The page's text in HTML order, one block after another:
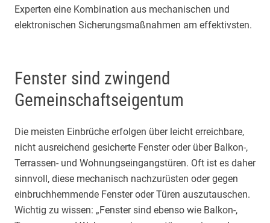
Experten eine Kombination aus mechanischen und
elektronischen Sicherungsmaßnahmen am effektivsten.
Fenster sind zwingend
Gemeinschaftseigentum
Die meisten Einbrüche erfolgen über leicht erreichbare,
nicht ausreichend gesicherte Fenster oder über Balkon-,
Terrassen- und Wohnungseingangstüren. Oft ist es daher
sinnvoll, diese mechanisch nachzurüsten oder gegen
einbruchhemmende Fenster oder Türen auszutauschen.
Wichtig zu wissen: „Fenster sind ebenso wie Balkon-,